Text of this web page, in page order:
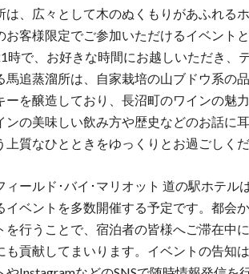
は、広々として木のぬくもりがあふれる
お客様限定でご参加いただけるイベント
時で、お好きな時間にお越しいただき、
馬追蒸溜所は、自家栽培の山ブドウ系の
ーを醸造しており、長沼町のワインの魅
ンの美味しい飲み方や歴史などのお話に
上質なひとときをゆっくりとお過ごしくだ
ィールド･バイ･マリオット 道の駅ホテル
イベントを多数開催する予定です。都会
を行うことで、宿泊者の皆様へご滞在中
も貢献してまいります。イベントの告知